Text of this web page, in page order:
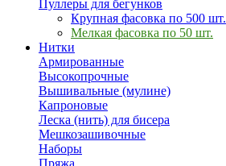
Пуллеры для бегунков
Крупная фасовка по 500 шт.
Мелкая фасовка по 50 шт.
Нитки
Армированные
Высокопрочные
Вышивальные (мулине)
Капроновые
Леска (нить) для бисера
Мешкозашивочные
Наборы
Пряжа